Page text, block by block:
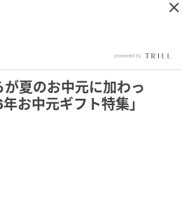
夏のお中元に加わっ
お中元ギフト特集」